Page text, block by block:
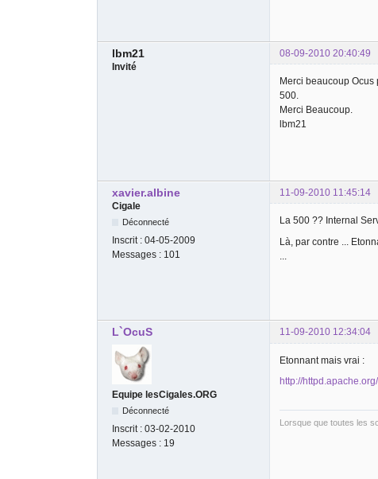
lbm21
08-09-2010 20:40:49
Invité
Merci beaucoup
500.
Merci Beaucoup.
lbm21
xavier.albine
11-09-2010 11:45:14
Cigale
Déconnecté
Inscrit : 04-05-2009
Messages : 101
La 500 ?? Internal
Là, par contre ...
L`OcuS 11-09-2010 12:34:04
Equipe lesCigales.ORG
Déconnecté
Inscrit : 03-02-2010
Messages : 19
Etonnant mais vrai :
http://
Lorsque que toutes les